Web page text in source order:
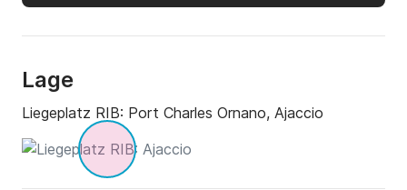
Lage
Liegeplatz RIB: Port Charles Ornano, Ajaccio